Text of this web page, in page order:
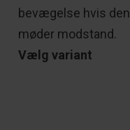
bevægelse hvis den
møder modstand.
Vælg variant